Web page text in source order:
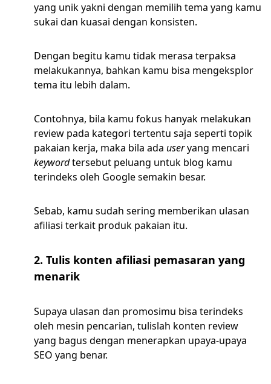
yang unik yakni dengan memilih tema yang kamu
sukai dan kuasai dengan konsisten.
Dengan begitu kamu tidak merasa terpaksa
melakukannya, bahkan kamu bisa mengeksplor
tema itu lebih dalam.
Contohnya, bila kamu fokus hanyak melakukan
review pada kategori tertentu saja seperti topik
pakaian kerja, maka bila ada useryang mencari
keywordtersebut peluang untuk blog kamu
terindeks oleh Google semakin besar.
Sebab, kamu sudah sering memberikan ulasan
afiliasi terkait produk pakaian itu.
2. Tulis konten afiliasi pemasaran yang
menarik
Supaya ulasan dan promosimu bisa terindeks
oleh mesin pencarian, tulislah konten review
yang bagus dengan menerapkan upaya-upaya
SEO yang benar.